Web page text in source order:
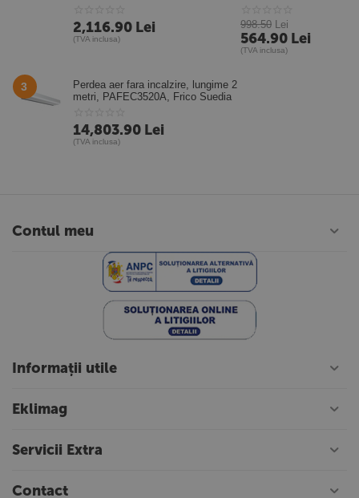
2,116.90 Lei
(TVA inclusa)
998.50 Lei
564.90 Lei
(TVA inclusa)
3
Perdea aer fara incalzire, lungime 2
metri, PAFEC3520A, Frico Suedia
14,803.90 Lei
(TVA inclusa)
Contul meu
Informații utile
Eklimag
Servicii Extra
Contact